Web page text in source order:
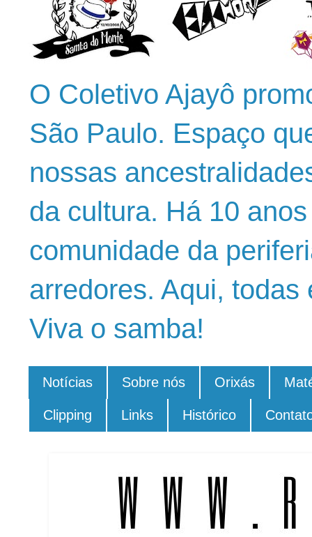
O Coletivo Ajayô
São Paulo. Espaço
nossas
da cultura. Há 10
comunidade da
arredores. Aqui,
Viva o samba!
Notícias Sobre nós Orixás
Clipping Links Histórico